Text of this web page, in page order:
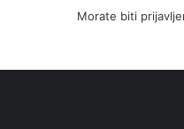
Morate biti